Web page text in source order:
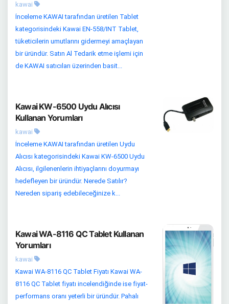
kawai
İnceleme KAWAI tarafından üretilen Tablet
kategorisindeki Kawai EN-558/INT Tablet,
tüketicilerin umutlarını gidermeyi amaçlayan
bir üründür. Satın Al Tedarik etme işlemi için
de KAWAI satıcıları üzerinden basit...
Kawai KW-6500 Uydu Alıcısı
Kullanan Yorumları
kawai
İnceleme KAWAI tarafından üretilen Uydu
Alıcısı kategorisindeki Kawai KW-6500 Uydu
Alıcısı, ilgilenenlerin ihtiyaçlarını doyurmayı
hedefleyen bir üründür. Nerede Satılır?
Nereden sipariş edebileceğinize k...
Kawai WA-8116 QC Tablet Kullanan
Yorumları
kawai
Kawai WA-8116 QC Tablet Fiyatı Kawai WA-
8116 QC Tablet fiyatı incelendiğinde ise fiyat-
performans oranı yeterli bir üründür. Pahalı